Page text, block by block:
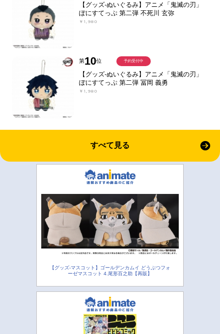
【グッズ-ぬいぐるみ】アニメ「鬼滅の刃」
ぽにすてっぷ 第二弾 不死川 玄弥
￥1,980
第10位
【グッズ-ぬいぐるみ】アニメ「鬼滅の刃」
ぽにすてっぷ 第二弾 冨岡 義勇
￥1,980
予約受付中
すべて見る
【グッズ-マスコット】ゴールデンカムイ どうぶつフォ
ーゼマスコット 4.尾形百之助【再販】